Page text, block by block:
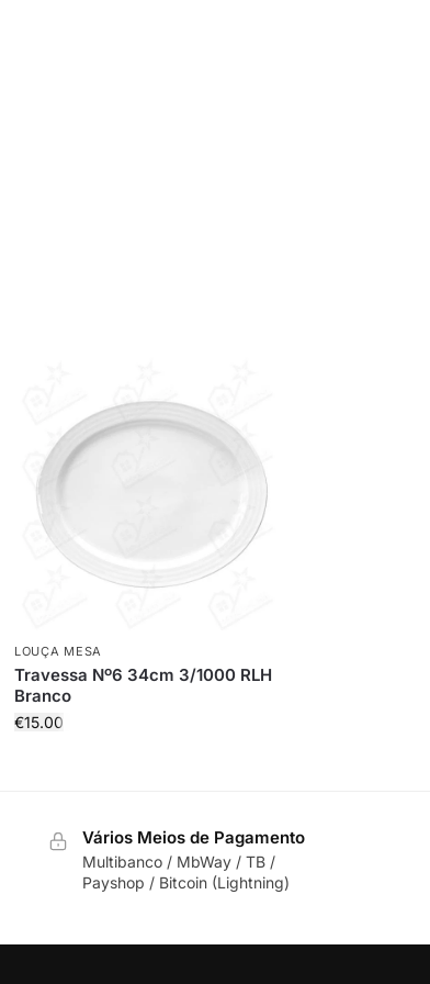
LOUÇA MESA
Travessa Nº6 34cm 3/1000 RLH
Branco
€15.00
Vários Meios de Pagamento
Multibanco / MbWay / TB /
Payshop / Bitcoin (Lightning)